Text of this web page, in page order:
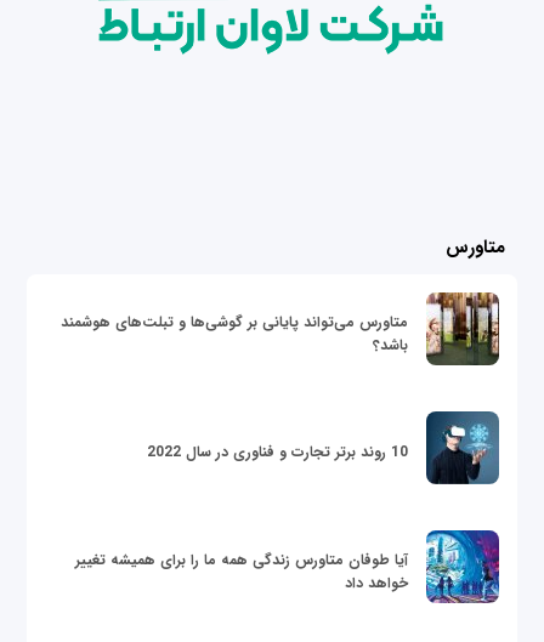
متاورس
متاورس می‌تواند پایانی بر گوشی‌ها و تبلت‌های هوشمند
باشد؟
10 روند برتر تجارت و فناوری در سال 2022
آیا طوفان متاورس زندگی همه ما را برای همیشه تغییر
خواهد داد